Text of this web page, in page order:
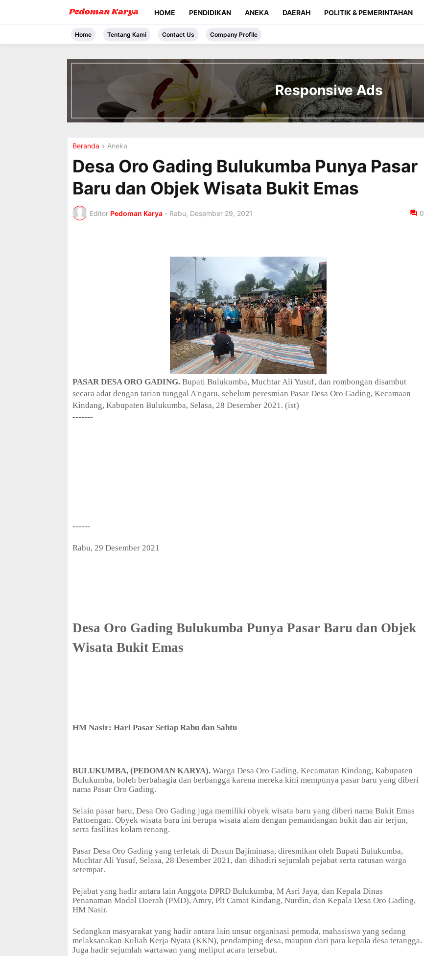
HOME PENDIDIKAN ANEKA DAERAH POLITIK & PEMERINTAHAN
Home Tentang Kami Contact Us Company Profile
Responsive Ads
Beranda Aneka
Desa Oro Gading Bulukumba Punya Pasar
Baru dan Objek Wisata Bukit Emas
Editor Pedoman Karya - Rabu, Desember 29, 2021 0
PASAR DESA ORO GADING. Bupati Bulukumba, Muchtar Ali Yusuf, dan rombongan disambut
secara adat dengan tarian tunggal A'ngaru, sebelum peresmian Pasar Desa Oro Gading, Kecamaan
Kindang, Kabupaten Bulukumba, Selasa, 28 Desember 2021. (ist)
-------
------
Rabu, 29 Desember 2021
Desa Oro Gading Bulukumba Punya Pasar Baru dan Objek
Wisata Bukit Emas
HM Nasir: Hari Pasar Setiap Rabu dan Sabtu
BULUKUMBA, (PEDOMAN KARYA). Warga Desa Oro Gading, Kecamatan Kindang, Kabupaten
Bulukumba, boleh berbahagia dan berbangga karena mereka kini mempunya pasar baru yang diberi
nama Pasar Oro Gading.
Selain pasar baru, Desa Oro Gading juga memiliki obyek wisata baru yang diberi nama Bukit Emas
Pattoengan. Obyek wisata baru ini berupa wisata alam dengan pemandangan bukit dan air terjun,
serta fasilitas kolam renang.
Pasar Desa Oro Gading yang terletak di Dusun Bajiminasa, diresmikan oleh Bupati Bulukumba,
Muchtar Ali Yusuf, Selasa, 28 Desember 2021, dan dihadiri sejumlah pejabat serta ratusan warga
setempat.
Pejabat yang hadir antara lain Anggota DPRD Bulukumba, M Asri Jaya, dan Kepala Dinas
Penanaman Modal Daerah (PMD), Amry, Plt Camat Kindang, Nurdin, dan Kepala Desa Oro Gading,
HM Nasir.
Sedangkan masyarakat yang hadir antara lain unsur organisasi pemuda, mahasiswa yang sedang
melaksanakan Kuliah Kerja Nyata (KKN), pendamping desa, maupun dari para kepala desa tetangga.
Juga hadir sejumlah wartawan yang meliput acara tersebut.